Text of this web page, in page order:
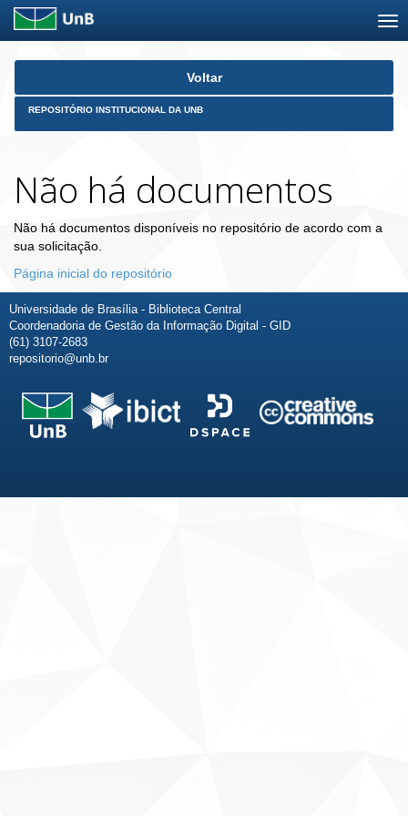
Skip
Voltar
REPOSITÓRIO INSTITUCIONAL DA UNB
Não há documentos
Não há documentos disponíveis no repositório de acordo com a
sua solicitação.
Página inicial do repositório
Universidade de Brasília - Biblioteca Central
Coordenadoria de Gestão da Informação Digital - GID
(61) 3107-2683
repositorio@unb.br